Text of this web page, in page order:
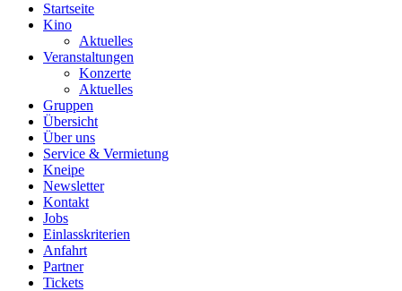
Startseite
Kino
Aktuelles
Veranstaltungen
Konzerte
Aktuelles
Gruppen
Übersicht
Über uns
Service & Vermietung
Kneipe
Newsletter
Kontakt
Jobs
Einlasskriterien
Anfahrt
Partner
Tickets